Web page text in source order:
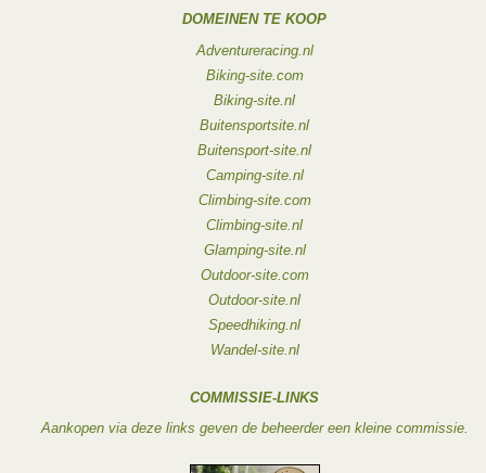
DOMEINEN TE KOOP
Adventureracing.nl
Biking-site.com
Biking-site.nl
Buitensportsite.nl
Buitensport-site.nl
Camping-site.nl
Climbing-site.com
Climbing-site.nl
Glamping-site.nl
Outdoor-site.com
Outdoor-site.nl
Speedhiking.nl
Wandel-site.nl
COMMISSIE-LINKS
Aankopen via deze links geven de beheerder een kleine commissie.